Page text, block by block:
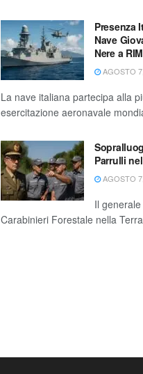
Presenza
Nave
Nere a
AGOSTO
La nave italiana partecipa alla
esercitazione aeronavale
Parrulli
AGOSTO
Il
Carabinieri Forestale nella